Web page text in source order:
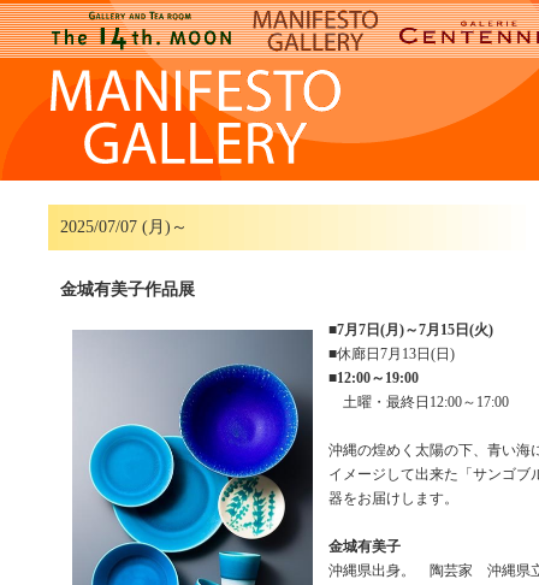
2025/07/07 (月)～
金城有美子作品展
■7月7日(月)～7月15日(火)
■休廊日7月13日(日)
■12:00～19:00
土曜・最終日12:00～17:00
沖縄の煌めく太陽の下、青い海
イメージして出来た「サンゴブ
器をお届けします。
金城有美子
沖縄県出身。 陶芸家 沖縄県